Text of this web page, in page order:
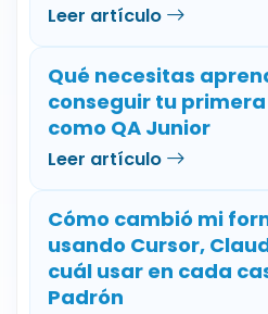
Leer artículo
Qué necesitas
conseguir tu
como QA Junior
Leer artículo
Cómo cambió mi
usando Cursor,
cuál usar en cada
Padrón